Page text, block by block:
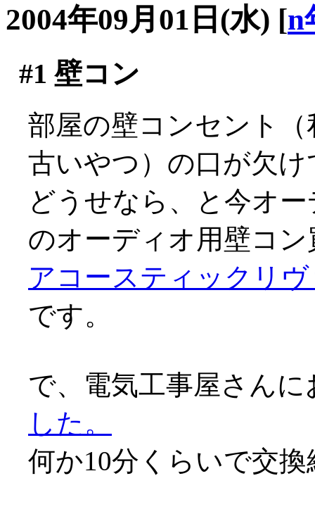
2004年09月01日(水) [n
#1 壁コン
部屋の壁コンセント
古いやつ）の口が欠
どうせなら、と今オ
のオーディオ用壁コ
アコースティックリ
です。
で、電気工事屋さん
した。
何か10分くらいで交